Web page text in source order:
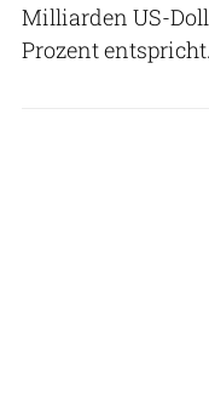
Milliarden US-
Prozent entspricht.